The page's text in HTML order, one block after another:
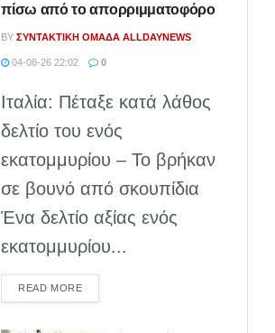
πίσω από το απορριμματοφόρο
BY ΣΥΝΤΑΚΤΙΚΉ ΟΜΆΔΑ ALLDAYNEWS
04-08-26 22:02 0
Ιταλία: Πέταξε κατά λάθος
δελτίο του ενός
εκατομμυρίου – Το βρήκαν
σε βουνό από σκουπίδια
Ένα δελτίο αξίας ενός
εκατομμυρίου...
READ MOREDETAILS